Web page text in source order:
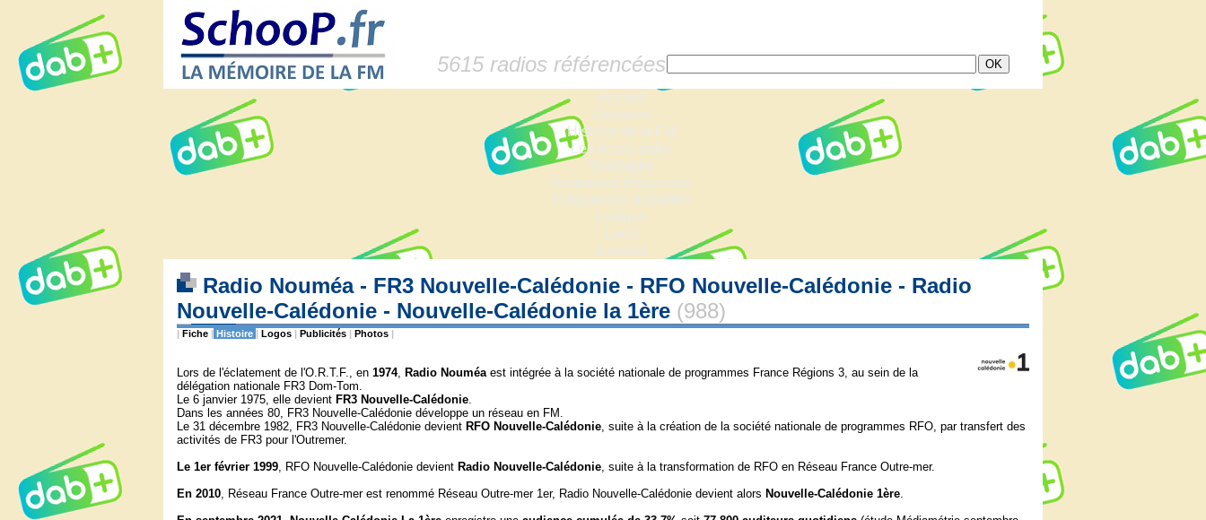
5615 radios référencées
Accueil
Dossiers
Histoire de la FM
Les fiches radio
Sondages
Anciennes fréquences
Fréquences actuelles
Lexique
Liens
Contact
Radio Nouméa - FR3 Nouvelle-Calédonie - RFO Nouvelle-Calédonie - Radio
Nouvelle-Calédonie - Nouvelle-Calédonie la 1ère (988)
| Fiche | Histoire | Logos | Publicités | Photos |
Lors de l'éclatement de l'O.R.T.F., en 1974, Radio Nouméaest intégrée à la société nationale de programmes France Régions 3, au sein de la
délégation nationale FR3 Dom-Tom.
Le 6 janvier 1975, elle devient FR3 Nouvelle-Calédonie.
Dans les années 80, FR3 Nouvelle-Calédonie développe un réseau en FM.
Le 31 décembre 1982, FR3 Nouvelle-Calédonie devient RFO Nouvelle-Calédonie, suite à la création de la société nationale de programmes RFO, par transfert des
activités de FR3 pour l'Outremer.
Le 1er février 1999, RFO Nouvelle-Calédonie devient Radio Nouvelle-Calédonie, suite à la transformation de RFO en Réseau France Outre-mer.
En 2010, Réseau France Outre-mer est renommé Réseau Outre-mer 1er, Radio Nouvelle-Calédonie devient alors Nouvelle-Calédonie 1ère.